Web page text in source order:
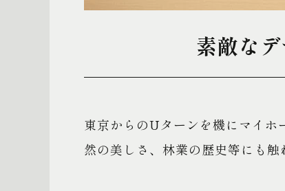
素敵な
東京からのUターンを機にマイホ
然の美しさ、林業の歴史等にも触